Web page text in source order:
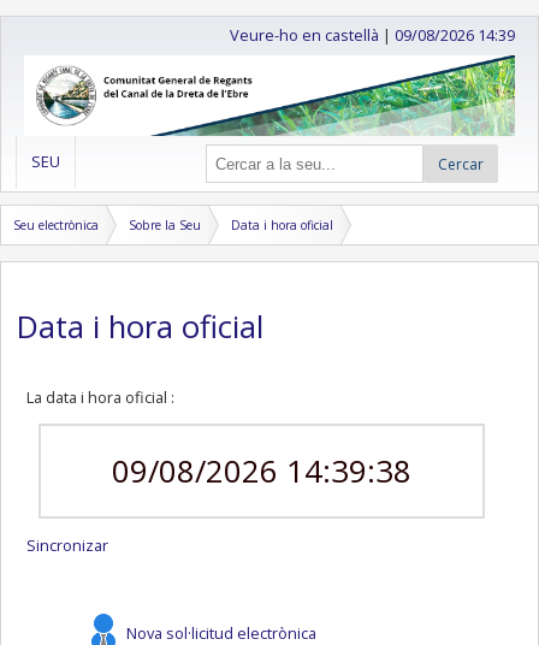
Veure-ho en castellà |09/08/2026 14:39
SEU Cercar
Seu electrònica Sobre la Seu Data i hora oficial
Data i hora oficial
La data i hora oficial :
09/08/2026 14:39:38
Sincronizar
Nova sol·licitud electrònica